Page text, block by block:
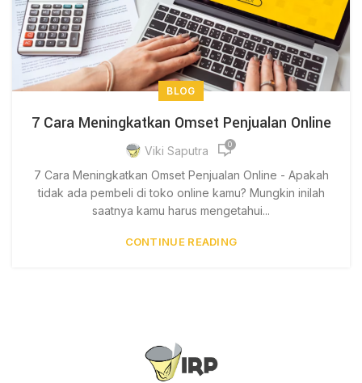
BLOG
7 Cara Meningkatkan Omset Penjualan Online
Viki Saputra 0
7 Cara Meningkatkan Omset Penjualan Online - Apakah
tidak ada pembeli di toko online kamu? Mungkin inilah
saatnya kamu harus mengetahui...
CONTINUE READING